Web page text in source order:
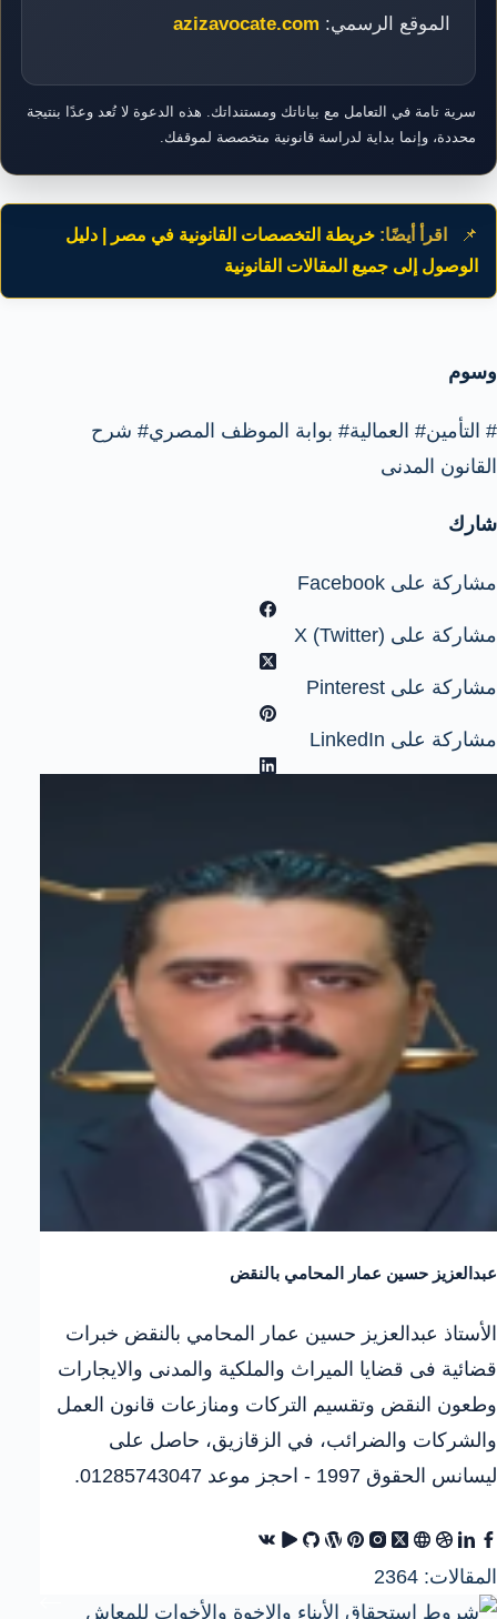
الموقع الرسمي: azizavocate.com
سرية تامة في التعامل مع بياناتك ومستنداتك. هذه الدعوة لا تُعد وعدًا بنتيجة
محددة، وإنما بداية لدراسة قانونية متخصصة لموقفك.
📌 اقرأ أيضًا: خريطة التخصصات القانونية في مصر | دليل
الوصول إلى جميع المقالات القانونية
وسوم
# التأمين# العمالية# بوابة الموظف المصري# شرح
القانون المدنى
شارك
مشاركة على Facebook
مشاركة على X (Twitter)
مشاركة على Pinterest
مشاركة على LinkedIn
عبدالعزيز حسين عمار المحامي بالنقض
الأستاذ عبدالعزيز حسين عمار المحامي بالنقض خبرات
قضائية فى قضايا الميراث والملكية والمدنى والايجارات
وطعون النقض وتقسيم التركات ومنازعات قانون العمل
والشركات والضرائب، في الزقازيق، حاصل على
ليسانس الحقوق 1997 - احجز موعد 01285743047.
المقالات: 2364